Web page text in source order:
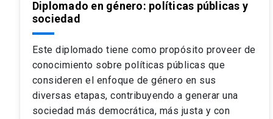
Diplomado en género: políticas públicas y
sociedad
Este diplomado tiene como propósito proveer de
conocimiento sobre políticas públicas que
consideren el enfoque de género en sus
diversas etapas, contribuyendo a generar una
sociedad más democrática, más justa y con